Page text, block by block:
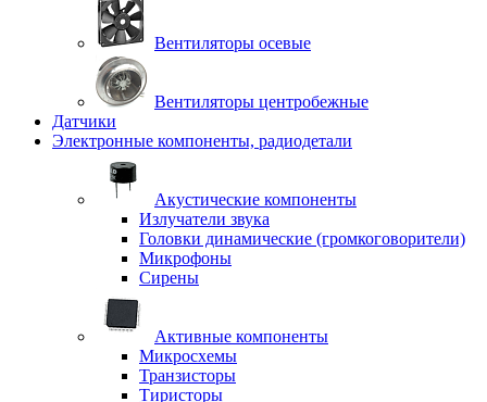
Вентиляторы осевые
Вентиляторы центробежные
Датчики
Электронные компоненты, радиодетали
Акустические компоненты
Излучатели звука
Головки динамические (громкоговорители)
Микрофоны
Сирены
Активные компоненты
Микросхемы
Транзисторы
Тиристоры